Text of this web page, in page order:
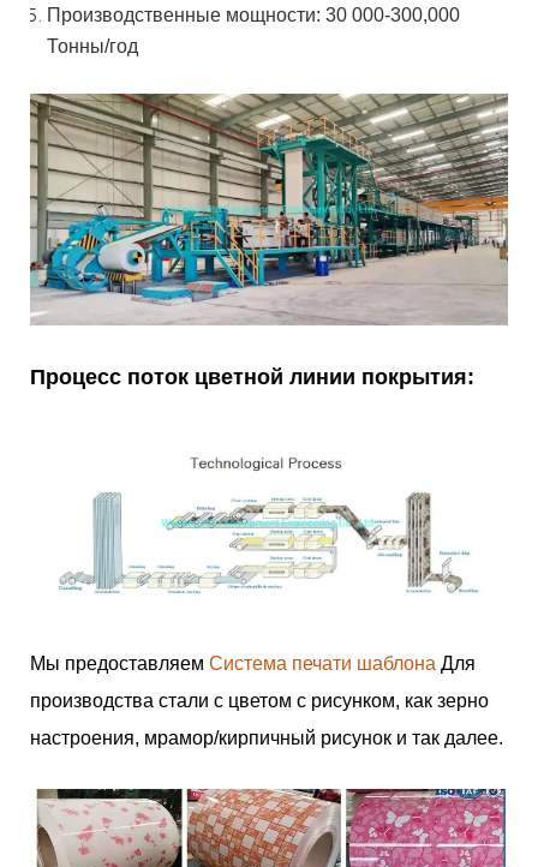
Производственные мощности: 30 000-300,000
Тонны/год
Процесс поток цветной линии покрытия:
Мы предоставляем Система печати шаблона Для
производства стали с цветом с рисунком, как зерно
настроения, мрамор/кирпичный рисунок и так далее.